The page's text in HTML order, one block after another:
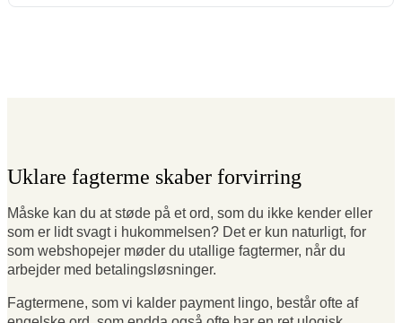
Uklare fagterme skaber forvirring
Måske kan du at støde på et ord, som du ikke kender eller
som er lidt svagt i hukommelsen? Det er kun naturligt, for
som webshopejer møder du utallige fagtermer, når du
arbejder med betalingsløsninger.
Fagtermene, som vi kalder payment lingo, består ofte af